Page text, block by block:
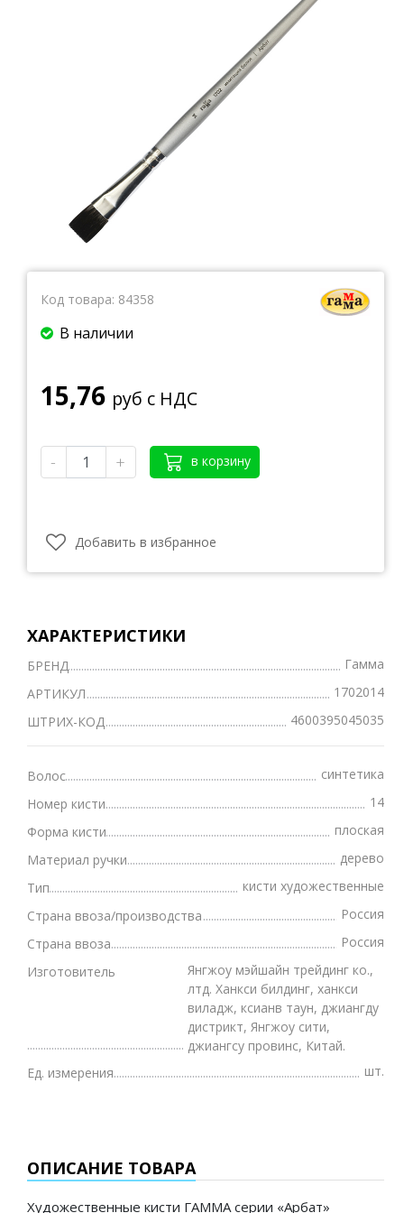
Ватманы, калька, бумага миллиметровая, форматки
Бумага для художественных и дизайнерских работ
Грамоты, дипломы, благодарности
Канцелярские книги, книги учета
Бумага писчая, газетная, копирка
Бумага в рулоне и стопе
Бланки
Код товара: 84358
В наличии
15,76 руб с НДС
- + в корзину
Добавить в избранное
ХАРАКТЕРИСТИКИ
БРЕНД
Гамма
АРТИКУЛ
1702014
ШТРИХ-КОД
4600395045035
Волос
синтетика
Номер кисти
14
Форма кисти
плоская
Материал ручки
дерево
Тип
кисти художественные
Страна ввоза/производства
Россия
Страна ввоза
Россия
Изготовитель
Янгжоу мэйшайн трейдинг ко.,
лтд. Ханкси билдинг, ханкси
виладж, ксианв таун, джиангду
дистрикт, Янгжоу сити,
джиангсу провинс, Китай.
Ед. измерения
шт.
ОПИСАНИЕ ТОВАРА
Художественные кисти ГАММА серии «Арбат»